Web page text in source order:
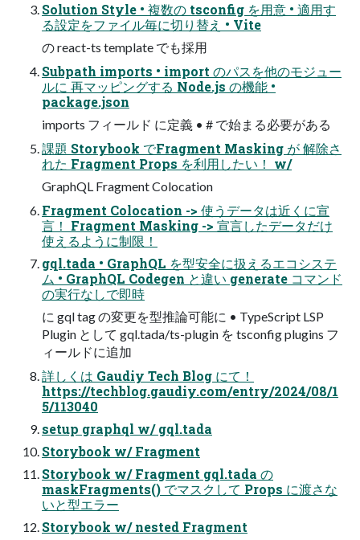
Solution Style • 複数の tsconfig を用意 • 適用す
る設定をファイル毎に切り替え • Vite
の react-ts template でも採用
Subpath imports • import のパスを他のモジュー
ルに 再マッピングする Node.js の機能 •
package.json
imports フィールド に定義 • # で始まる必要がある
課題 Storybook でFragment Masking が 解除さ
れた Fragment Props を利用したい！ w/
GraphQL Fragment Colocation
Fragment Colocation -> 使うデータは近くに宣
言！ Fragment Masking -> 宣言したデータだけ
使えるように制限！
gql.tada • GraphQL を型安全に扱えるエコシステ
ム • GraphQL Codegen と違い generate コマンド
の実行なしで即時
に gql tag の変更を型推論可能に • TypeScript LSP
Plugin として gql.tada/ts-plugin を tsconfig plugins フ
ィールドに追加
詳しくは Gaudiy Tech Blog にて！
https://techblog.gaudiy.com/entry/2024/08/1
5/113040
setup graphql w/ gql.tada
Storybook w/ Fragment
Storybook w/ Fragment gql.tada の
maskFragments() でマスクして Props に渡さな
いと型エラー
Storybook w/ nested Fragment